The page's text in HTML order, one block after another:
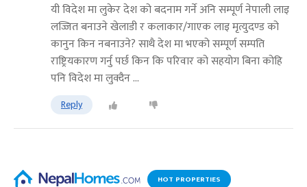
यी विदेश मा लुकेर देश को बदनाम गर्ने अनि सम्पूर्ण नेपाली लाइ
लज्जित बनाउने खेलाडी र कलाकार/गाएक लाइ मृत्युदण्ड को
कानुन किन नबनाउने? साथै देश मा भएको सम्पूर्ण सम्पति
राष्ट्रियकारण गर्नु पर्छ किन कि परिवार को सहयोग बिना कोहि
पनि विदेश मा लुक्दैन ...
Reply
HOT PROPERTIES